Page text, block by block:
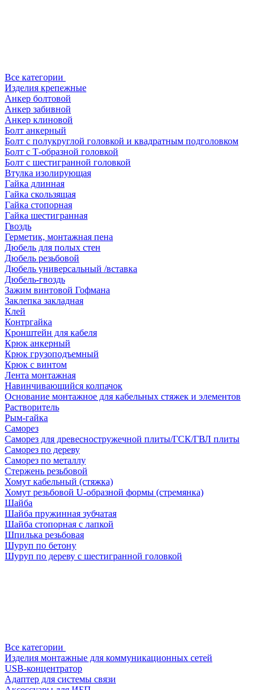
Все категории
Изделия крепежные
Анкер болтовой
Анкер забивной
Анкер клиновой
Болт анкерный
Болт с полукруглой головкой и квадратным подголовком
Болт с Т-образной головкой
Болт с шестигранной головкой
Втулка изолирующая
Гайка длинная
Гайка скользящая
Гайка стопорная
Гайка шестигранная
Гвоздь
Герметик, монтажная пена
Дюбель для полых стен
Дюбель резьбовой
Дюбель универсальный /вставка
Дюбель-гвоздь
Зажим винтовой Гофмана
Заклепка закладная
Клей
Контргайка
Кронштейн для кабеля
Крюк анкерный
Крюк грузоподъемный
Крюк с винтом
Лента монтажная
Навинчивающийся колпачок
Основание монтажное для кабельных стяжек и элементов
Растворитель
Рым-гайка
Саморез
Саморез для древесностружечной плиты/ГСК/ГВЛ плиты
Саморез по дереву
Саморез по металлу
Стержень резьбовой
Хомут кабельный (стяжка)
Хомут резьбовой U-образной формы (стремянка)
Шайба
Шайба пружинная зубчатая
Шайба стопорная с лапкой
Шпилька резьбовая
Шуруп по бетону
Шуруп по дереву с шестигранной головкой
Все категории
Изделия монтажные для коммуникационных сетей
USB-концентратор
Адаптер для системы связи